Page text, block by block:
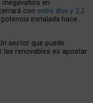
en
con entre dos y 2,2
instalada hace
sector que puede
las renovables es apostar